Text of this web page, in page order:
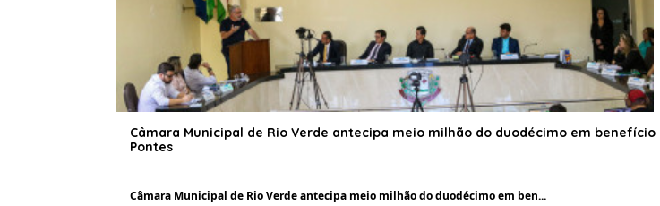
Câmara Municipal de Rio Verde antecipa meio milhão do duodécimo em
Pontes
Câmara Municipal de Rio Verde antecipa meio milhão do duodécimo em ben...